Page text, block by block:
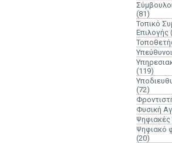
(81)
Τοπικό
Επιλογής
(119)
(72)
Φυσική
Ψηφιακό
(20)